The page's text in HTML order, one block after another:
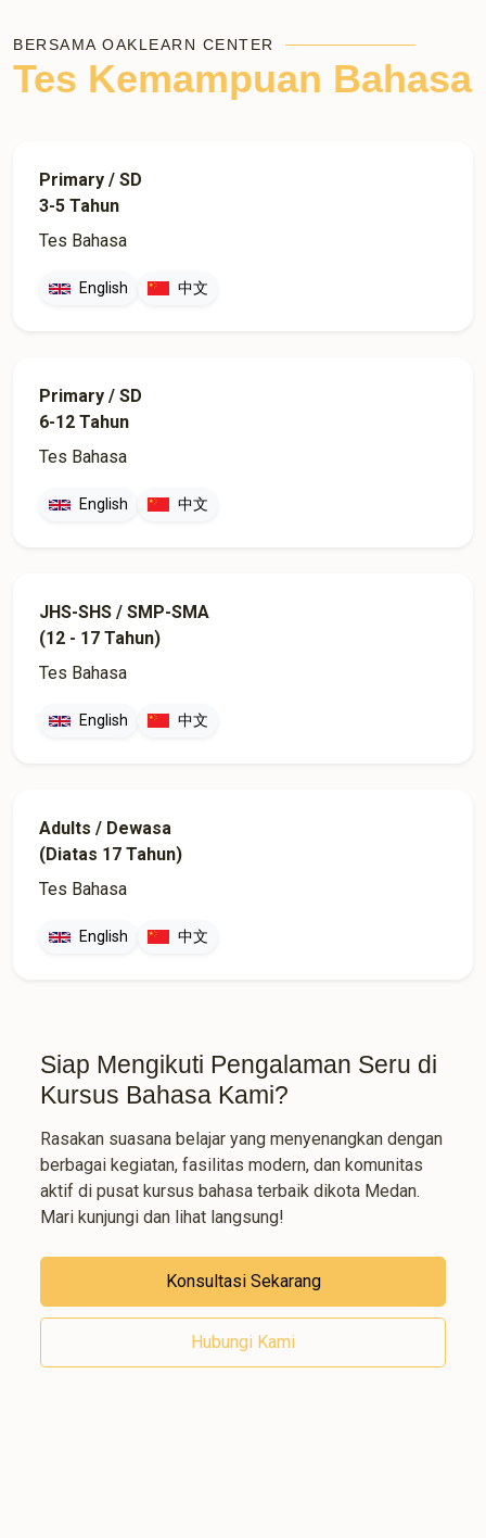
BERSAMA OAKLEARN CENTER
Tes Kemampuan Bahasa
Primary / SD
3-5 Tahun
Tes Bahasa
English 中文
Primary / SD
6-12 Tahun
Tes Bahasa
English 中文
JHS-SHS / SMP-SMA
(12 - 17 Tahun)
Tes Bahasa
English 中文
Adults / Dewasa
(Diatas 17 Tahun)
Tes Bahasa
English 中文
Siap Mengikuti Pengalaman Seru di
Kursus Bahasa Kami?
Rasakan suasana belajar yang menyenangkan dengan
berbagai kegiatan, fasilitas modern, dan komunitas
aktif di pusat kursus bahasa terbaik dikota Medan.
Mari kunjungi dan lihat langsung!
Konsultasi Sekarang
Hubungi Kami